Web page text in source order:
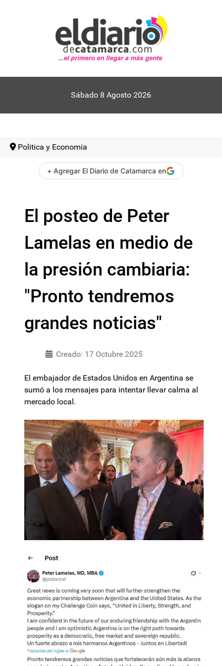
Sábado 8 Agosto 2026
Politica y Economia
+ Agregar El Diario de Catamarca en
El posteo de Peter
Lamelas en medio de
la presión cambiaria:
"Pronto tendremos
grandes noticias"
Creado: 17 Octubre 2025
El embajador de Estados Unidos en Argentina se
sumó a los mensajes para intentar llevar calma al
mercado local.